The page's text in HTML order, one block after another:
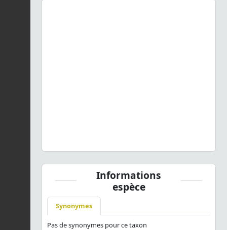
Informations
espèce
Synonymes
Pas de synonymes pour ce taxon